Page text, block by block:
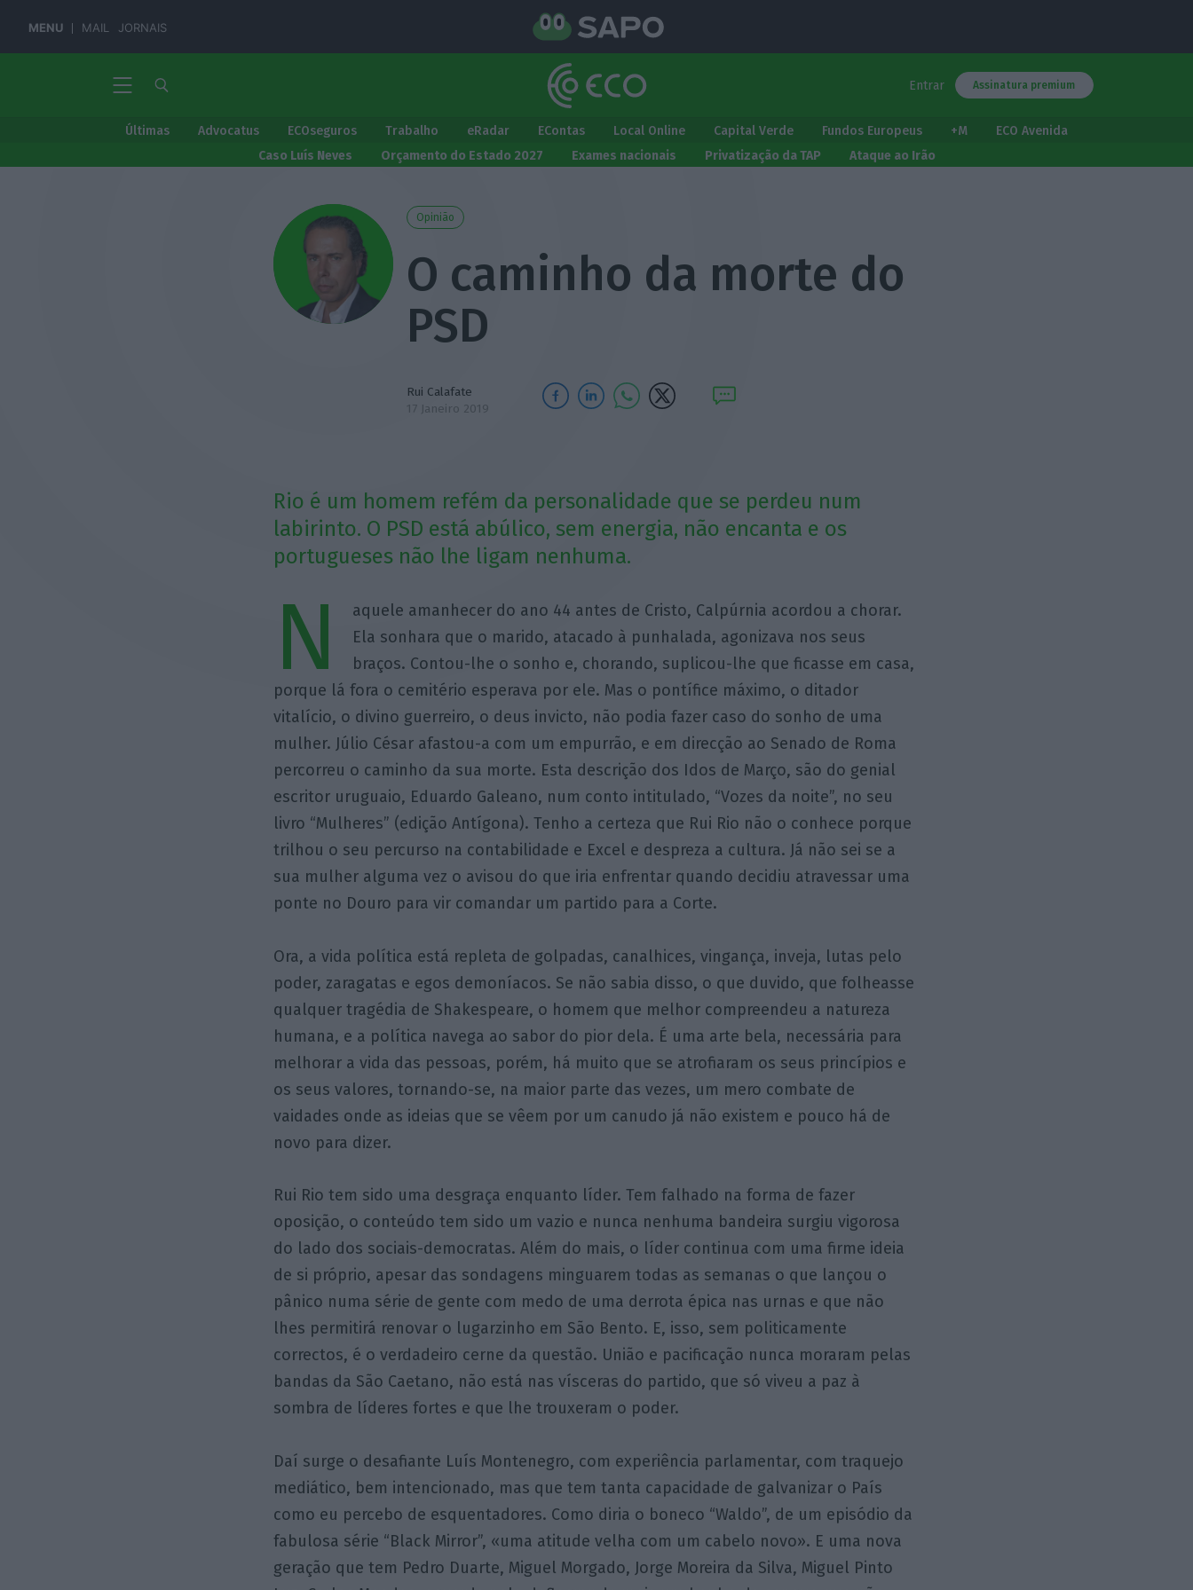
MENU MAIL JORNAIS
Entrar Assinatura premium
Últimas Advocatus ECOseguros Trabalho eRadar EContas Local Online Capital Verde Fundos Europeus +M
ECO Avenida
Caso Luís Neves
Orçamento do Estado 2027 Exames nacionais Privatização da TAP Ataque ao Irão
Opinião
O caminho da morte do
PSD
Rui Calafate
17 Janeiro 2019
Rio é um homem refém da personalidade que se perdeu num
labirinto. O PSD está abúlico, sem energia, não encanta e os
portugueses não lhe ligam nenhuma.
N
aquele amanhecer do ano 44 antes de Cristo, Calpúrnia acordou a chorar.
Ela sonhara que o marido, atacado à punhalada, agonizava nos seus
braços. Contou-lhe o sonho e, chorando, suplicou-lhe que ficasse em casa,
porque lá fora o cemitério esperava por ele. Mas o pontífice máximo, o ditador
vitalício, o divino guerreiro, o deus invicto, não podia fazer caso do sonho de uma
mulher. Júlio César afastou-a com um empurrão, e em direcção ao Senado de Roma
percorreu o caminho da sua morte. Esta descrição dos Idos de Março, são do genial
escritor uruguaio, Eduardo Galeano, num conto intitulado, “Vozes da noite”, no seu
livro “Mulheres” (edição Antígona). Tenho a certeza que Rui Rio não o conhece porque
trilhou o seu percurso na contabilidade e Excel e despreza a cultura. Já não sei se a
sua mulher alguma vez o avisou do que iria enfrentar quando decidiu atravessar uma
ponte no Douro para vir comandar um partido para a Corte.
Ora, a vida política está repleta de golpadas, canalhices, vingança, inveja, lutas pelo
poder, zaragatas e egos demoníacos. Se não sabia disso, o que duvido, que folheasse
qualquer tragédia de Shakespeare, o homem que melhor compreendeu a natureza
humana, e a política navega ao sabor do pior dela. É uma arte bela, necessária para
melhorar a vida das pessoas, porém, há muito que se atrofiaram os seus princípios e
os seus valores, tornando-se, na maior parte das vezes, um mero combate de
vaidades onde as ideias que se vêem por um canudo já não existem e pouco há de
novo para dizer.
Rui Rio tem sido uma desgraça enquanto líder. Tem falhado na forma de fazer
oposição, o conteúdo tem sido um vazio e nunca nenhuma bandeira surgiu vigorosa
do lado dos sociais-democratas. Além do mais, o líder continua com uma firme ideia
de si próprio, apesar das sondagens minguarem todas as semanas o que lançou o
pânico numa série de gente com medo de uma derrota épica nas urnas e que não
lhes permitirá renovar o lugarzinho em São Bento. E, isso, sem politicamente
correctos, é o verdadeiro cerne da questão. União e pacificação nunca moraram pelas
bandas da São Caetano, não está nas vísceras do partido, que só viveu a paz à
sombra de líderes fortes e que lhe trouxeram o poder.
Daí surge o desafiante Luís Montenegro, com experiência parlamentar, com traquejo
mediático, bem intencionado, mas que tem tanta capacidade de galvanizar o País
como eu percebo de esquentadores. Como diria o boneco “Waldo”, de um episódio da
fabulosa série “Black Mirror”, «uma atitude velha com um cabelo novo». E uma nova
geração que tem Pedro Duarte, Miguel Morgado, Jorge Moreira da Silva, Miguel Pinto